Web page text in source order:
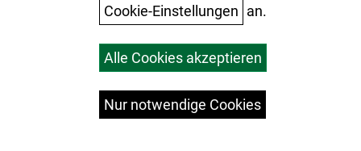
Versandkosten
Cookie-Einstellungen an.
Alle Cookies akzeptieren
Nur notwendige Cookies